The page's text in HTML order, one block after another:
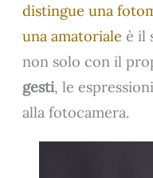
distingue una
una amatoriale è il
non solo con il
gesti, le
alla fotocamera.